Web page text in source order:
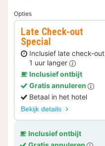
Opties
Late Check-out
Special
Inclusief late check-out
1 uur langer
Inclusief ontbijt
Gratis annuleren
Betaal in het hotel
Bekijk details
Inclusief ontbijt